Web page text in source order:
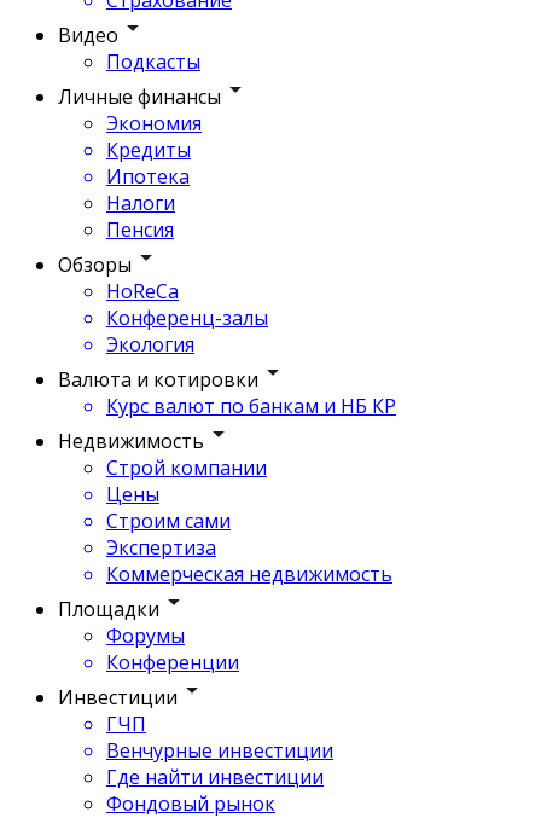
Видео
Подкасты
Личные финансы
Экономия
Кредиты
Ипотека
Налоги
Пенсия
Обзоры
HoReCa
Конференц-залы
Экология
Валюта и котировки
Курс валют по банкам и НБ КР
Недвижимость
Строй компании
Цены
Строим сами
Экспертиза
Коммерческая недвижимость
Площадки
Форумы
Конференции
Инвестиции
ГЧП
Венчурные инвестиции
Где найти инвестиции
Фондовый рынок